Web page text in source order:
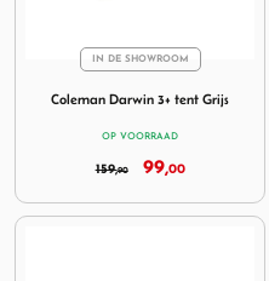
Image Coleman Darwin 3+
IN DE SHOWROOM
Coleman Darwin 3+ tent Grijs
OP VOORRAAD
159,90 99,00